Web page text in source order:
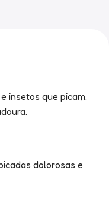
insetos que picam.
dolorosas e